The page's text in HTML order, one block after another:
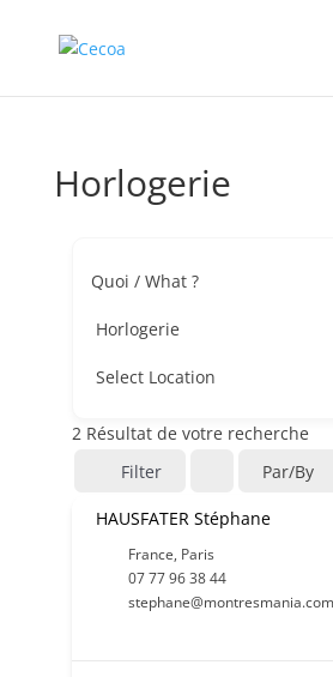
Horlogerie
Quoi / What ?
2Résultat de votre recherche
Filter
Par/by
HAUSFATER Stéphane
France, Paris
07 77 96 38 44
stephane@montresmania.com